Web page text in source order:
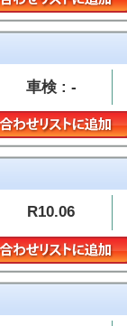
車検 : -
R10.06